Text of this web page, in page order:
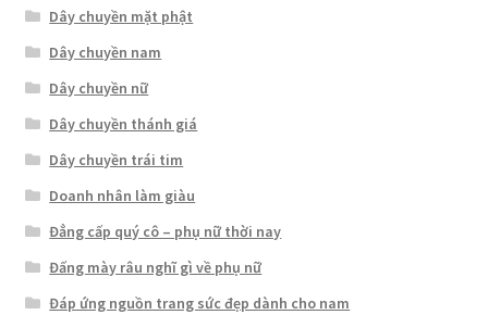
Dây chuyền mặt phật
Dây chuyền nam
Dây chuyền nữ
Dây chuyền thánh giá
Dây chuyền trái tim
Doanh nhân làm giàu
Đẳng cấp quý cô – phụ nữ thời nay
Đấng mày râu nghĩ gì về phụ nữ
Đáp ứng nguồn trang sức đẹp dành cho nam